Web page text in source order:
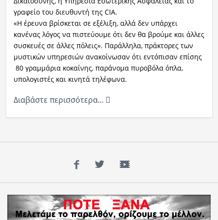
γραφείο του διευθυντή της CIA.
«Η έρευνα βρίσκεται σε εξέλιξη, αλλά δεν υπάρχει
κανένας λόγος να πιστεύουμε ότι δεν θα βρούμε και άλλες
συσκευές σε άλλες πόλεις». Παράλληλα, πράκτορες των
μυστικών υπηρεσιών ανακοίνωσαν ότι εντόπισαν επίσης
80 γραμμάρια κοκαΐνης, παράνομα πυροβόλα όπλα,
υπολογιστές και κινητά τηλέφωνα.
Διαβάστε περισσότερα...
Facebook
TwitterYouTube